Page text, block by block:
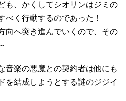
も、かくしてシオリンはジミの
べく行動するのであった！
向へ突き進んでいくので、その
音楽の悪魔との契約者は他にも
を結成しようとする謎のジジイ